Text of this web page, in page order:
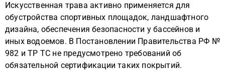
Искусственная трава активно применяется для
обустройства спортивных площадок, ландшафтного
дизайна, обеспечения безопасности у бассейнов и
иных водоемов. В Постановлении Правительства РФ №
982 и ТР ТС не предусмотрено требований об
обязательной сертификации таких покрытий.